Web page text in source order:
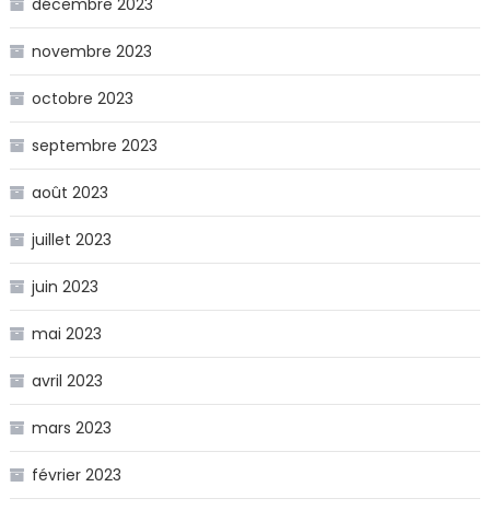
décembre 2023
novembre 2023
octobre 2023
septembre 2023
août 2023
juillet 2023
juin 2023
mai 2023
avril 2023
mars 2023
février 2023